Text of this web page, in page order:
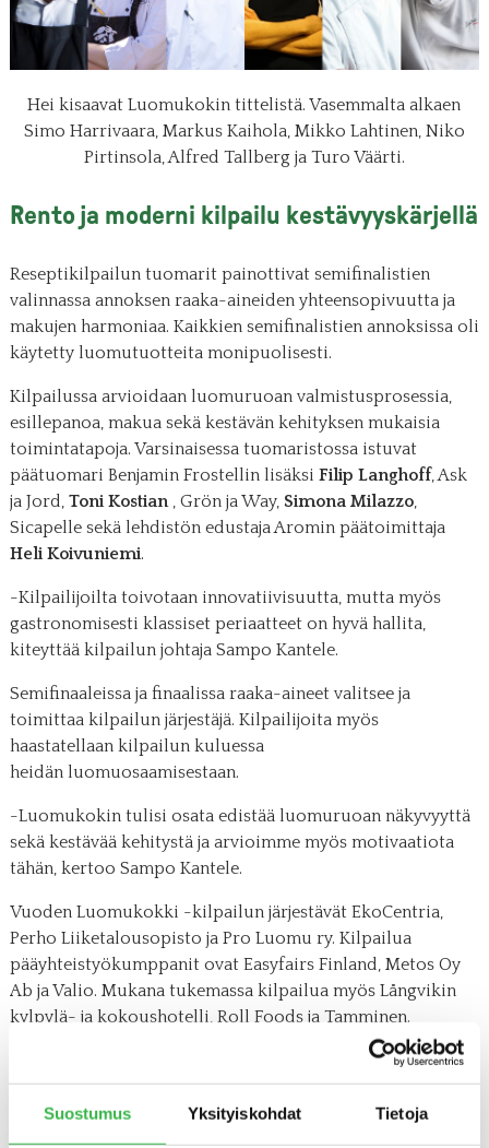
Suostumus Yksityiskohdat Tietoja
Hei kisaavat Luomukokin tittelistä. Vasemmalta alkaen
Simo Harrivaara, Markus Kaihola, Mikko Lahtinen, Niko
Pirtinsola, Alfred Tallberg ja Turo Väärti.
Rento ja moderni kilpailu kestävyyskärjellä
Reseptikilpailun tuomarit painottivat semifinalistien
valinnassa annoksen raaka-aineiden yhteensopivuutta ja
makujen harmoniaa. Kaikkien semifinalistien annoksissa oli
käytetty luomutuotteita monipuolisesti.
Kilpailussa arvioidaan luomuruoan valmistusprosessia,
esillepanoa, makua sekä kestävän kehityksen mukaisia
toimintatapoja. Varsinaisessa tuomaristossa istuvat
päätuomari Benjamin Frostellin lisäksi Filip Langhoff, Ask
ja Jord, Toni Kostian, Grön ja Way, Simona Milazzo,
Sicapelle sekä lehdistön edustaja Aromin päätoimittaja
Heli Koivuniemi.
-Kilpailijoilta toivotaan innovatiivisuutta, mutta myös
gastronomisesti klassiset periaatteet on hyvä hallita,
kiteyttää kilpailun johtaja Sampo Kantele.
Semifinaaleissa ja finaalissa raaka-aineet valitsee ja
toimittaa kilpailun järjestäjä. Kilpailijoita myös
haastatellaan kilpailun kuluessa
heidän luomuosaamisestaan.
-Luomukokin tulisi osata edistää luomuruoan näkyvyyttä
sekä kestävää kehitystä ja arvioimme myös motivaatiota
tähän, kertoo Sampo Kantele.
Vuoden Luomukokki -kilpailun järjestävät EkoCentria,
Perho Liiketalousopisto ja Pro Luomu ry. Kilpailua
pääyhteistyökumppanit ovat Easyfairs Finland, Metos Oy
Ab ja Valio. Mukana tukemassa kilpailua myös Långvikin
kylpylä- ja kokoushotelli, Roll Foods ja Tamminen.
keittiömestari ja lehtoriSampo Kantele
, Perho